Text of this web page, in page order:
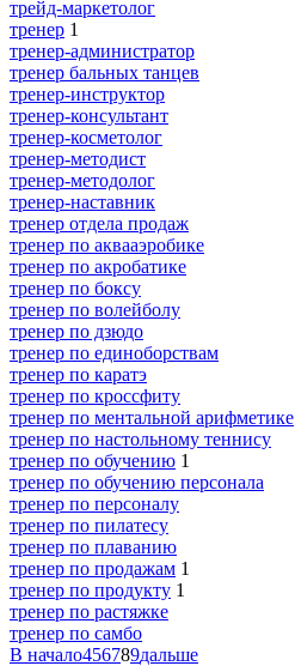
трейд-маркетолог
тренер 1
тренер-администратор
тренер бальных танцев
тренер-инструктор
тренер-консультант
тренер-косметолог
тренер-методист
тренер-методолог
тренер-наставник
тренер отдела продаж
тренер по аквааэробике
тренер по акробатике
тренер по боксу
тренер по волейболу
тренер по дзюдо
тренер по единоборствам
тренер по каратэ
тренер по кроссфиту
тренер по ментальной арифметике
тренер по настольному теннису
тренер по обучению 1
тренер по обучению персонала
тренер по персоналу
тренер по пилатесу
тренер по плаванию
тренер по продажам 1
тренер по продукту 1
тренер по растяжке
тренер по самбо
В начало456789дальше